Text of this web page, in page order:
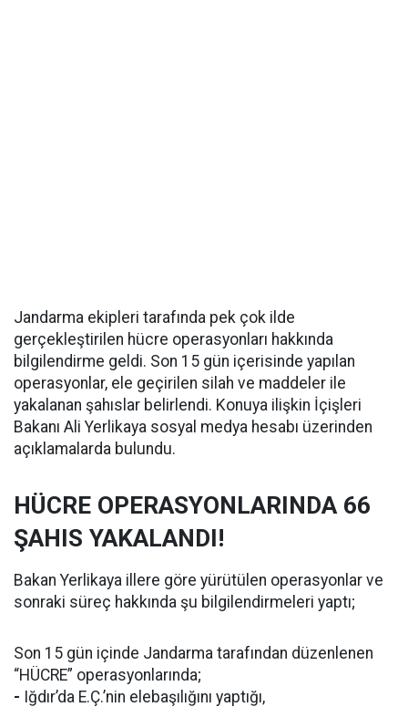
Jandarma ekipleri tarafında pek çok ilde
gerçekleştirilen hücre operasyonları hakkında
bilgilendirme geldi. Son 15 gün içerisinde yapılan
operasyonlar, ele geçirilen silah ve maddeler ile
yakalanan şahıslar belirlendi. Konuya ilişkin İçişleri
Bakanı Ali Yerlikaya sosyal medya hesabı üzerinden
açıklamalarda bulundu.
HÜCRE OPERASYONLARINDA 66
ŞAHIS YAKALANDI!
Bakan Yerlikaya illere göre yürütülen operasyonlar ve
sonraki süreç hakkında şu bilgilendirmeleri yaptı;
Son 15 gün içinde Jandarma tarafından düzenlenen
“HÜCRE” operasyonlarında;
- Iğdır’da E.Ç.’nin elebaşılığını yaptığı,